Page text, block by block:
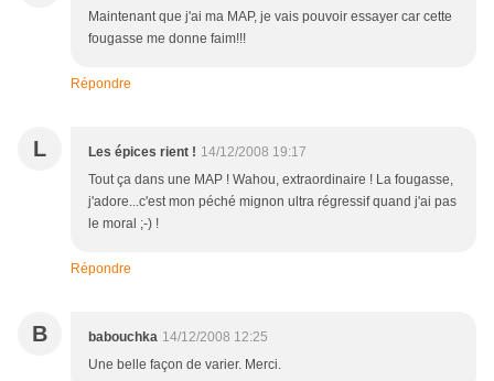
Maintenant que j'ai ma MAP, je vais pouvoir essayer car cette
fougasse me donne faim!!!
Répondre
L Les épices rient ! 14/12/2008 19:17
Tout ça dans une MAP ! Wahou, extraordinaire ! La fougasse,
j'adore...c'est mon péché mignon ultra régressif quand j'ai pas
le moral ;-) !
Répondre
B babouchka 14/12/2008 12:25
Une belle façon de varier. Merci.